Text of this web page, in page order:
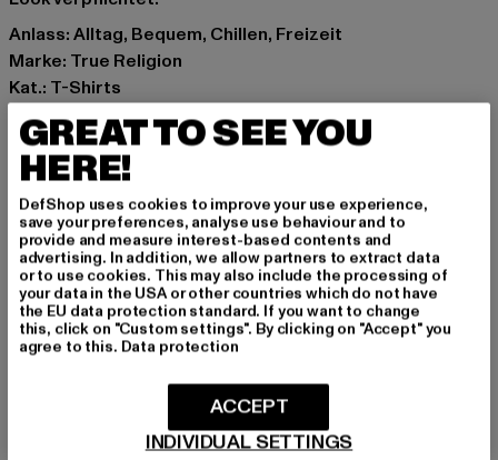
Anlass: Alltag, Bequem, Chillen, Freizeit
Marke: True Religion
Kat.: T-Shirts
Farbe: schwarz
Hersteller Farbe: black
Materialzusammensetzung: 100% Baumwolle
Art.Nr: TR109442C-00007
Hersteller: True Religion Brand Jeans Germany GmbH |
vertrieb@unifafashion.com
Großenbaumer Weg 11 | 40472 Düsseldorf | DE
GRÖSSE & PASSFORM
PFLEGEHINWEISE
GREAT TO SEE YOU
HERE!
DefShop uses cookies to improve your use experience,
save your preferences, analyse use behaviour and to
provide and measure interest-based contents and
advertising. In addition, we allow partners to extract data
or to use cookies. This may also include the processing of
your data in the USA or other countries which do not have
the EU data protection standard. If you want to change
this, click on "Custom settings". By clicking on "Accept" you
agree to this. Data protection
INDIVIDUAL SETTINGS
ACCEPT